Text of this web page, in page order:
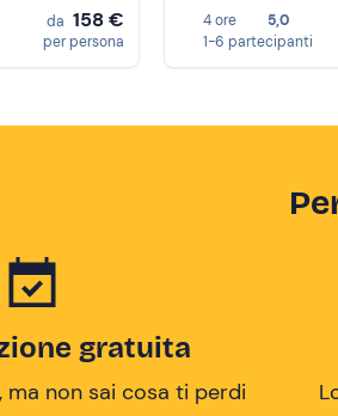
da 158 €
per persona
4 ore
5,0
1-6 partecipanti
gratuita
non sai cosa ti perdi